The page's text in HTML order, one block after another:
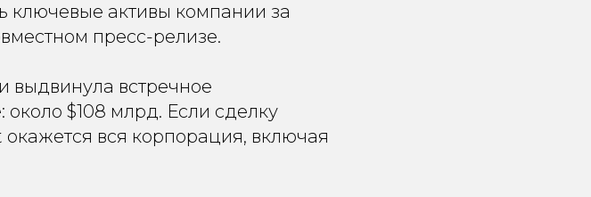
ключевые активы компании за
пресс-релизе.
выдвинула встречное
$108 млрд. Если сделку
вся корпорация, включая